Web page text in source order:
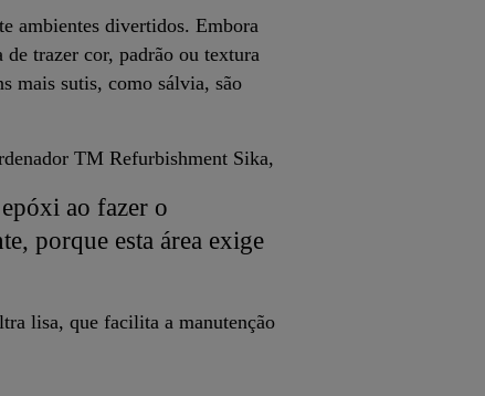
ambientes divertidos. Embora
de trazer cor, padrão ou textura
mais sutis, como sálvia, são
TM Refurbishment Sika,
ao fazer o
porque esta área exige
lisa, que facilita a manutenção